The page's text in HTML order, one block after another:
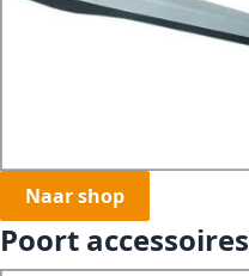
Naar shop
Poort accessoires